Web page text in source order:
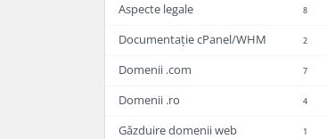
Aspecte legale 8
Documentație cPanel/WHM 2
Domenii .com 7
Domenii .ro 4
Găzduire domenii web 1